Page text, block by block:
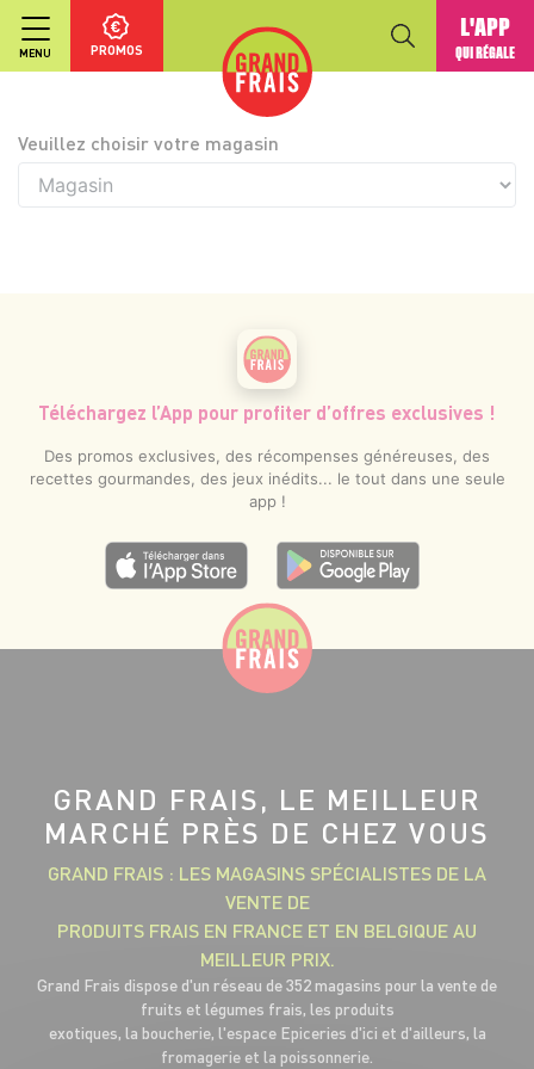
MENU PROMOS
L'APP
QUI RÉGALE
Veuillez choisir votre magasin
Téléchargez l’App pour profiter d’offres exclusives !
Des promos exclusives, des récompenses généreuses, des
recettes gourmandes, des jeux inédits... le tout dans une seule
app !
GRAND FRAIS, LE MEILLEUR
MARCHÉ PRÈS DE CHEZ VOUS
GRAND FRAIS : LES MAGASINS SPÉCIALISTES DE LA
VENTE DE
PRODUITS FRAIS EN FRANCE ET EN BELGIQUE AU
MEILLEUR PRIX.
Grand Frais dispose d'un réseau de 352 magasins pour la vente de
fruits et légumes frais, les produits
exotiques, la boucherie, l'espace Epiceries d'ici et d'ailleurs, la
fromagerie et la poissonnerie.